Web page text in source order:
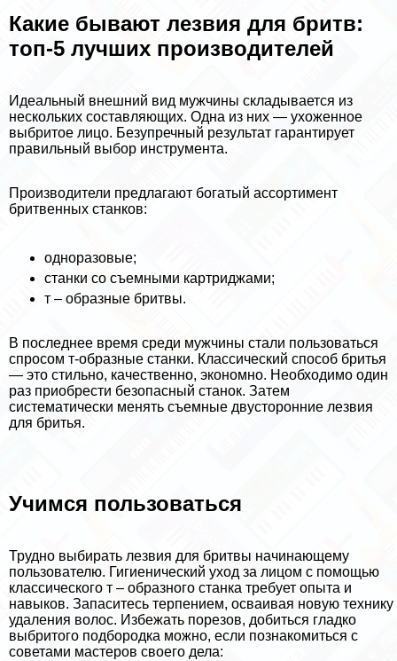
Какие бывают лезвия для бритв:
топ-5 лучших производителей
Идеальный внешний вид мужчины складывается из
нескольких составляющих. Одна из них — ухоженное
выбритое лицо. Безупречный результат гарантирует
правильный выбор инструмента.
Производители предлагают богатый ассортимент
бритвенных станков:
одноразовые;
станки со съемными картриджами;
т – образные бритвы.
В последнее время среди мужчины стали пользоваться
спросом т-образные станки. Классический способ бритья
— это стильно, качественно, экономно. Необходимо один
раз приобрести безопасный станок. Затем
систематически менять съемные двусторонние лезвия
для бритья.
Учимся пользоваться
Трудно выбирать лезвия для бритвы начинающему
пользователю. Гигиенический уход за лицом с помощью
классического т – образного станка требует опыта и
навыков. Запаситесь терпением, осваивая новую технику
удаления волос. Избежать порезов, добиться гладко
выбритого подбородка можно, если познакомиться с
советами мастеров своего дела: